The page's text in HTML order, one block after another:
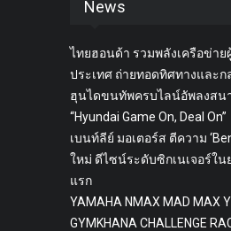
News
ไทยฮอนด้า รวมพลังเครือข่าย
ประเทศ ถ่ายทอดทิศทางและก
ฮุนไดขนทัพครบไลน์อัพลงสน
“Hyundai Game On, Deal On”
เบนท์ลีย์ มอเตอร์ส ตีความ
ใหม่ ดีไซน์ระดับซิกเนเจอร์ใน
แรก
YAMAHA NMAX MAD MAX
GYMKHANA CHALLENGE